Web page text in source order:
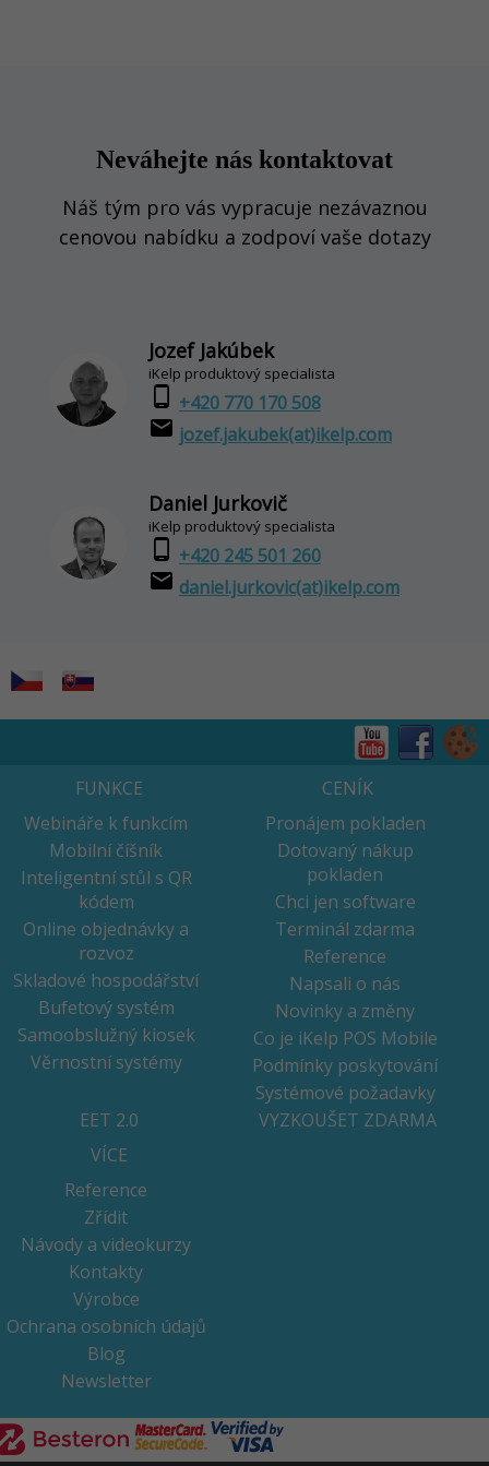
Neváhejte nás kontaktovat
Náš tým pro vás vypracuje nezávaznou
cenovou nabídku a zodpoví vaše dotazy
Jozef Jakúbek
iKelp produktový specialista
phone_android +420 770 170 508
email jozef.jakubek(at)ikelp.com
Daniel Jurkovič
iKelp produktový specialista
phone_android +420 245 501 260
email daniel.jurkovic(at)ikelp.com
FUNKCE
Webináře k funkcím
Mobilní číšník
Inteligentní stůl s QR
kódem
Online objednávky a
rozvoz
Skladové hospodářství
Bufetový systém
Samoobslužný kiosek
Věrnostní systémy
CENÍK
Pronájem pokladen
Dotovaný nákup
pokladen
Chci jen software
Terminál zdarma
Reference
Napsali o nás
Novinky a změny
Co je iKelp POS Mobile
Podmínky poskytování
Systémové požadavky
EET 2.0
VYZKOUŠET ZDARMA
VÍCE
Reference
Zřídit
Návody a videokurzy
Kontakty
Výrobce
Ochrana osobních údajů
Blog
Newsletter